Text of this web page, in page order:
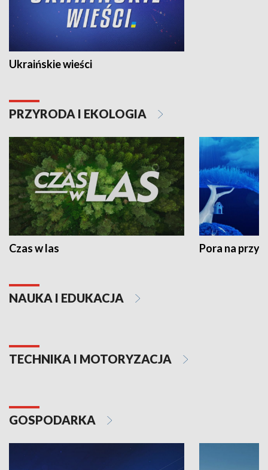
Ukraińskie wieści
PRZYRODA I EKOLOGIA
Czas w las Pora na
NAUKA I EDUKACJA
TECHNIKA I MOTORYZACJA
GOSPODARKA